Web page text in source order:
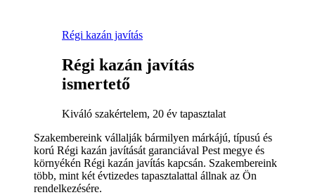
Régi kazán javítás
Régi kazán javítás
ismertető
Kiváló szakértelem, 20 év tapasztalat
Szakembereink vállalják bármilyen márkájú, típusú és
korú Régi kazán javítását garanciával Pest megye és
környékén Régi kazán javítás kapcsán. Szakembereink
több, mint két évtizedes tapasztalattal állnak az Ön
rendelkezésére.